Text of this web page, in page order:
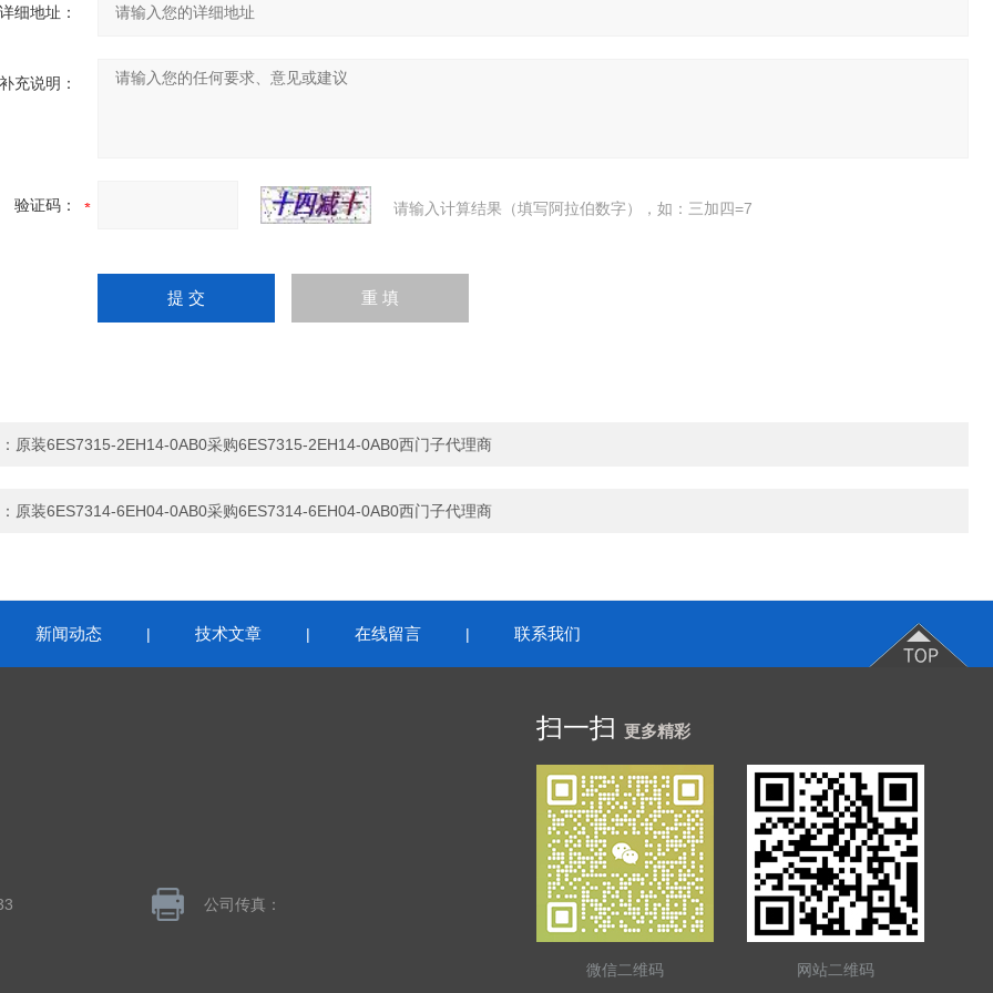
详细地址：
补充说明：
验证码： 请输入计算结果（填写阿拉伯数字），如：三加四=7
原装6ES7315-2EH14-0AB0采购6ES7315-2EH14-0AB0西门子代理商
原装6ES7314-6EH04-0AB0采购6ES7314-6EH04-0AB0西门子代理商
新闻动态 | 技术文章 | 在线留言 | 联系我们
公司传真：
扫一扫 更多精彩
微信二维码 网站二维码